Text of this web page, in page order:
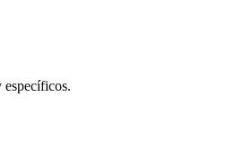
específicos.